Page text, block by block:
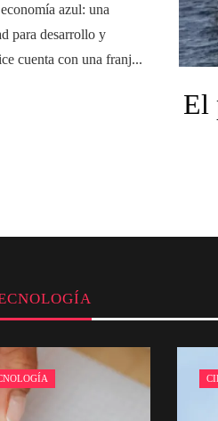
El
azul: una
para desarrollo y
cuenta con una franj...